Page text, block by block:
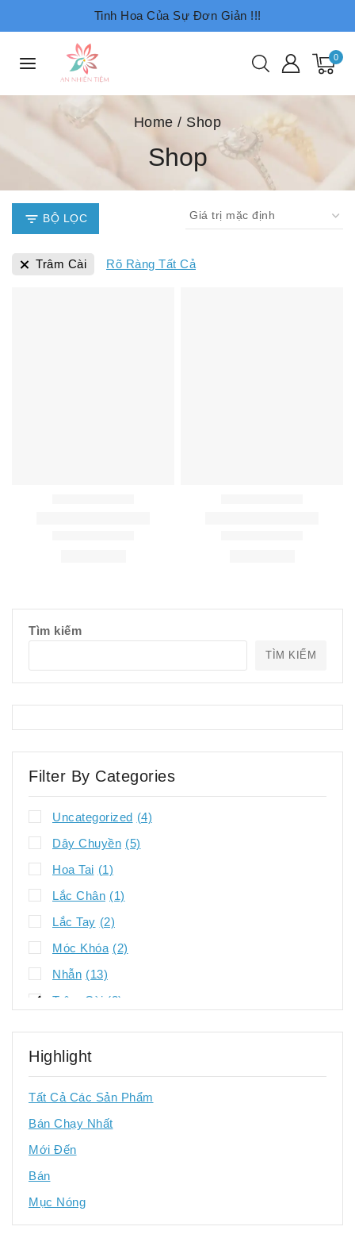
Tinh Hoa Của Sự Đơn Giản !!!
0
Home / Shop
Shop
BỘ LỌC
Trâm Cài Rõ Ràng Tất Cả
Tìm kiếm
TÌM KIẾM
Filter By Categories
Uncategorized (4)
Dây Chuyền (5)
Hoa Tai (1)
Lắc Chân (1)
Lắc Tay (2)
Móc Khóa (2)
Nhẫn (13)
Trâm Cài (2)
Highlight
Tất Cả Các Sản Phẩm
Bán Chạy Nhất
Mới Đến
Bán
Mục Nóng